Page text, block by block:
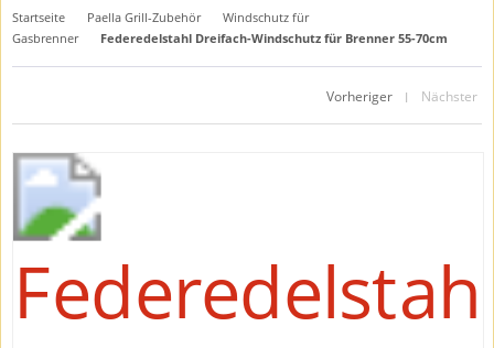
Startseite Paella Grill-Zubehör
Windschutz für
Gasbrenner
Federedelstahl Dreifach-Windschutz für Brenner 55-70cm
Vorheriger | Nächster